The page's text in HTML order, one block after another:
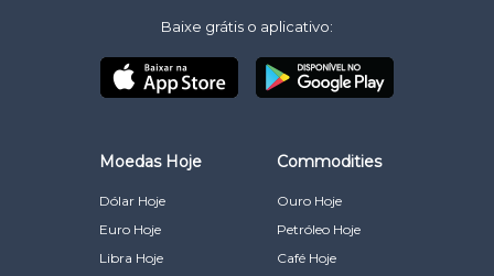
Baixe grátis o aplicativo:
Moedas Hoje
Dólar Hoje
Euro Hoje
Libra Hoje
Commodities
Ouro Hoje
Petróleo Hoje
Café Hoje